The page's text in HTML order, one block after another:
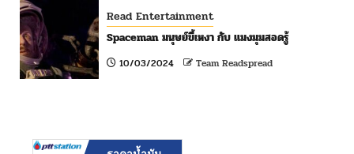
Read Entertainment
Spaceman มนุษย์ขี้เหงา กับ แมงมุมสอดรู้
10/03/2024 Team Readspread